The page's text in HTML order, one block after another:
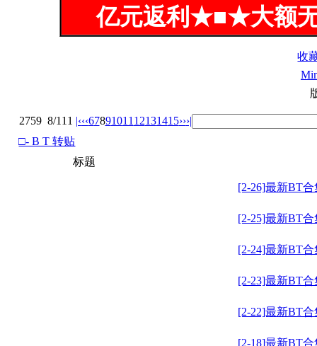
亿元返利★■★大额
收
2759 8/111 |‹‹‹67891011 12131415›››|
□- B T 转贴
标题
[2-26]最新BT合
[2-25]最新BT合
[2-24]最新BT合
[2-23]最新BT合
[2-22]最新BT合
[2-18]最新BT合